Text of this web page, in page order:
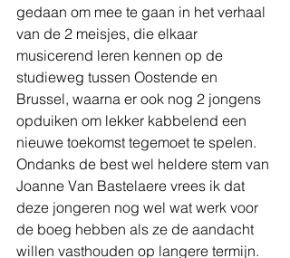
gedaan om mee te gaan in het verhaal
van de 2 meisjes, die elkaar
musicerend leren kennen op de
studieweg tussen Oostende en
Brussel, waarna er ook nog 2 jongens
opduiken om lekker kabbelend een
nieuwe toekomst tegemoet te spelen.
Ondanks de best wel heldere stem van
Joanne Van Bastelaere vrees ik dat
deze jongeren nog wel wat werk voor
de boeg hebben als ze de aandacht
willen vasthouden op langere termijn.